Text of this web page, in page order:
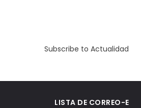
Subscribe to Actualidad
LISTA DE CORREO-E